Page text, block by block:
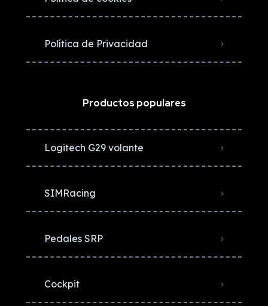
Política de Privacidad
Productos populares
Logitech G29 volante
SIMRacing
Pedales SRP
Cockpit